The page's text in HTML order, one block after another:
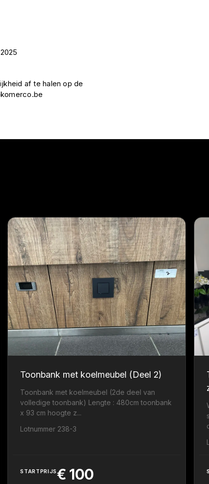
af te halen op de
Toonbank met koelmeubel (Deel 2)
Toonbank met koelmeubel (2de deel van
volledige toonbank) Lengte : 480cm toonbank
x 93 cm hoogte z...
Lotnummer 238-3
STARTPRIJS€ 100